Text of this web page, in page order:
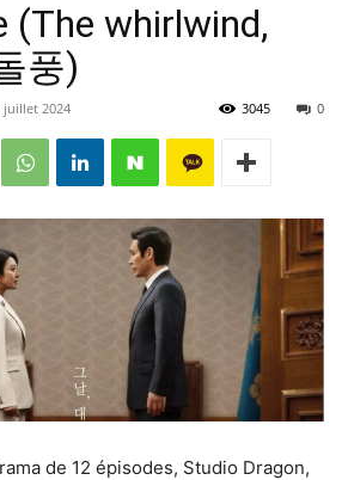
(The whirlwind,
풍)
juillet 2024 0
3045
de 12 épisodes, Studio Dragon,